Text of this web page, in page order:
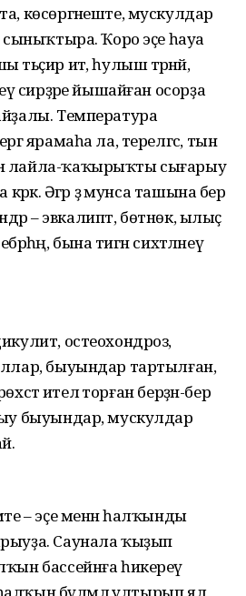
көсөргәнеште, мускулдар
сыныҡтыра. Ҡоро эҫе һауа
итә, һулыш тәрәнәйә,
сирҙәре йышайған осорҙа
Температура
ярамаһа ла, терелгәс, тын
лайла-ҡаҡырыҡты сығарыу
Әгәр ҙә мунса ташына бер
– эвкалипт, бөтнөк, ылыҫ
бына тигән сихәтләнеү
остеохондроз,
быуындар тартылған,
ителә торған берҙән-бер
быуындар, мускулдар
– эҫе менән һалҡынды
Саунала ҡыҙып
бассейнға һикереү